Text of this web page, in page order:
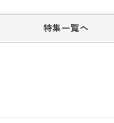
特集一覧へ